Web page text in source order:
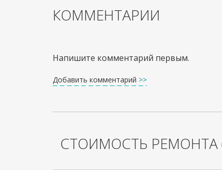
КОММЕНТАРИИ
Напишите комментарий первым.
Добавить комментарий >>
СТОИМОСТЬ РЕМОНТА